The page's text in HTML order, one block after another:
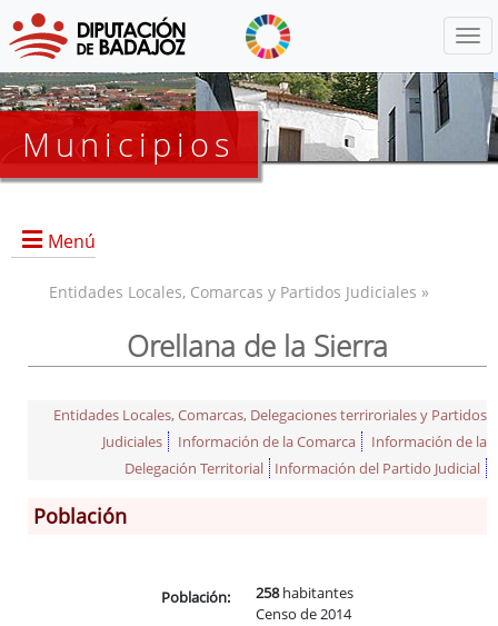
Municipios
Menú
Entidades Locales, Comarcas y Partidos Judiciales »
Orellana de la Sierra
Entidades Locales, Comarcas, Delegaciones terriroriales y Partidos
Judiciales
Información de la Comarca
Información de la
Delegación Territorial
Información del Partido Judicial
Población
Población: 258habitantes
Censo de 2014